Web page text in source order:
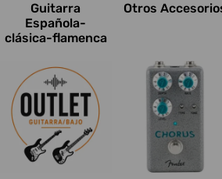
Guitarra
Española-
clásica-flamenca
Otros